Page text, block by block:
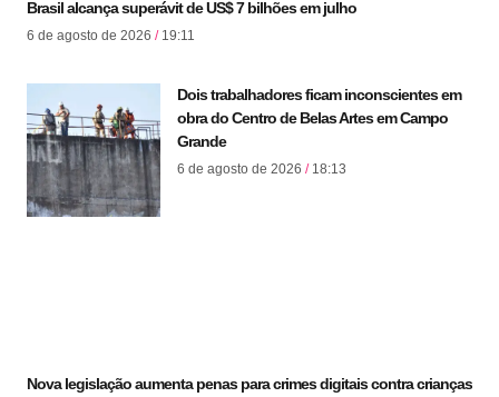
Brasil alcança superávit de US$ 7 bilhões em julho
6 de agosto de 2026 19:11
Dois trabalhadores ficam inconscientes em
obra do Centro de Belas Artes em Campo
Grande
6 de agosto de 2026 18:13
Nova legislação aumenta penas para crimes digitais contra crianças